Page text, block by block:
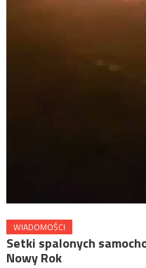
WIADOMOŚCI
Setki spalonych
Nowy Rok